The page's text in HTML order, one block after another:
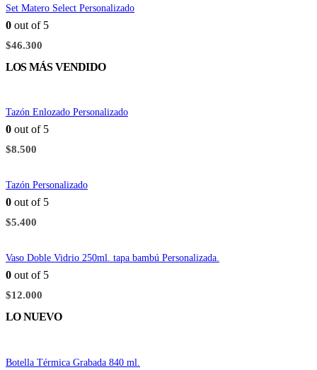
Set Matero Select Personalizado
0 out of 5
$46.300
LOS MÁS VENDIDO
Tazón Enlozado Personalizado
0 out of 5
$8.500
Tazón Personalizado
0 out of 5
$5.400
Vaso Doble Vidrio 250ml. tapa bambú Personalizada.
0 out of 5
$12.000
LO NUEVO
Botella Térmica Grabada 840 ml.